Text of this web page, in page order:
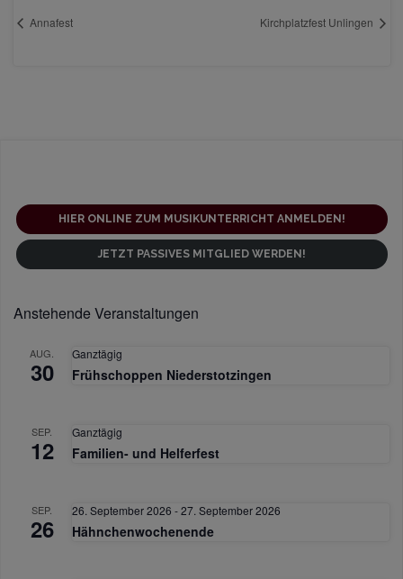
Annafest Kirchplatzfest Unlingen
HIER ONLINE ZUM MUSIKUNTERRICHT ANMELDEN!
JETZT PASSIVES MITGLIED WERDEN!
Anstehende Veranstaltungen
AUG.
30
Ganztägig
Frühschoppen Niederstotzingen
SEP.
12
Ganztägig
Familien- und Helferfest
SEP.
26
26. September 2026 -27. September 2026
Hähnchenwochenende